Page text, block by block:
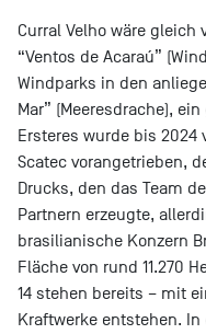
Curral Velho wäre gleich
“Ventos de Acaraú”
Windparks in den
Mar” (Meeresdrache),
Ersteres wurde bis 2024
Scatec vorangetrieben,
Drucks, den das Team
Partnern erzeugte,
brasilianische Konzern
Fläche von rund 11.270
14 stehen bereits – mit
Kraftwerke entstehen. In